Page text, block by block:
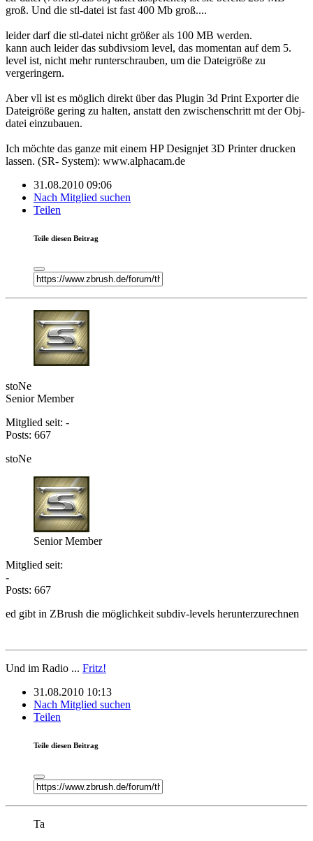
groß. Und die stl-datei ist fast 400 Mb groß....
leider darf die stl-datei nicht größer als 100 MB werden.
kann auch leider das subdivsiom level, das momentan auf dem 5.
level ist, nicht mehr runterschrauben, um die Dateigröße zu
vergeringern.
Aber vll ist es möglich direkt über das Plugin 3d Print Exporter die
Dateigröße gering zu halten, anstatt den zwischenschritt mt der Obj-
datei einzubauen.
Ich möchte das ganze mit einem HP Designjet 3D Printer drucken
lassen. (SR- System): www.alphacam.de
31.08.2010 09:06
Nach Mitglied suchen
Teilen
Teile diesen Beitrag
stoNe
Senior Member
Mitglied seit: -
Posts: 667
stoNe
Senior Member
Mitglied seit:
-
Posts: 667
ed gibt in ZBrush die möglichkeit subdiv-levels herunterzurechnen
Und im Radio ... Fritz!
31.08.2010 10:13
Nach Mitglied suchen
Teilen
Teile diesen Beitrag
Ta